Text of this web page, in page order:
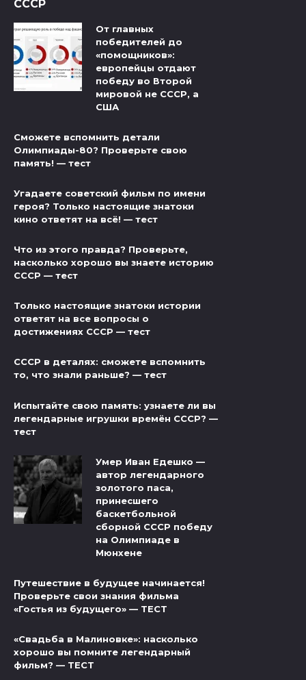
СССР
От главных
победителей до
«помощников»:
европейцы отдают
победу во Второй
мировой не СССР, а
США
Сможете вспомнить детали
Олимпиады-80? Проверьте свою
память! — тест
Угадаете советский фильм по имени
героя? Только настоящие знатоки
кино ответят на всё! — тест
Что из этого правда? Проверьте,
насколько хорошо вы знаете историю
СССР — тест
Только настоящие знатоки истории
ответят на все вопросы о
достижениях СССР — тест
СССР в деталях: сможете вспомнить
то, что знали раньше? — тест
Испытайте свою память: узнаете ли вы
легендарные игрушки времён СССР? —
тест
Умер Иван Едешко —
автор легендарного
золотого паса,
принесшего
баскетбольной
сборной СССР победу
на Олимпиаде в
Мюнхене
Путешествие в будущее начинается!
Проверьте свои знания фильма
«Гостья из будущего» — ТЕСТ
«Свадьба в Малиновке»: насколько
хорошо вы помните легендарный
фильм? — ТЕСТ